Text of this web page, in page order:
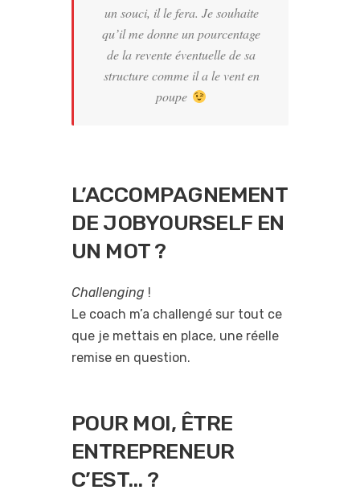
un souci, il le fera. Je souhaite
qu’il me donne un pourcentage
de la revente éventuelle de sa
structure comme il a le vent en
poupe
L’ACCOMPAGNEMENT
DE JOBYOURSELF EN
UN MOT ?
Challenging !
Le coach m’a challengé sur tout ce
que je mettais en place, une réelle
remise en question.
POUR MOI, ÊTRE
ENTREPRENEUR
C’EST… ?